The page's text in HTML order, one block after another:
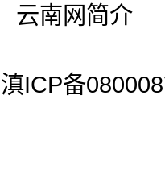
云南网简介
滇ICP备